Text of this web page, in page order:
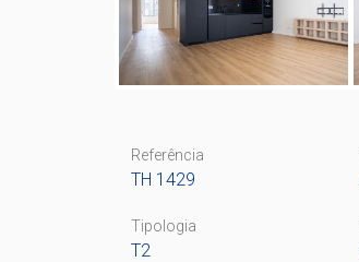
Referência
TH 1429
Tipologia
T2